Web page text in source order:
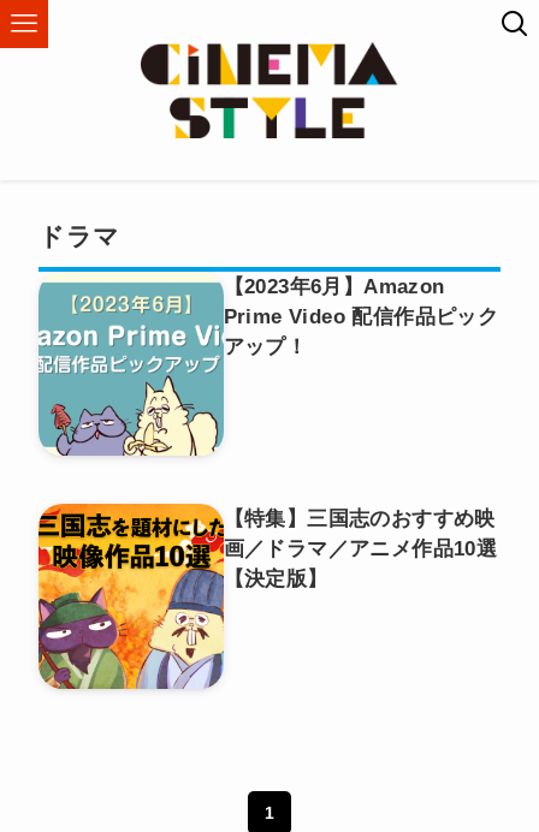
ドラマ
【2023年6月】Amazon
Prime Video 配信作品ピック
アップ！
【特集】三国志のおすすめ映
画／ドラマ／アニメ作品10選
【決定版】
1